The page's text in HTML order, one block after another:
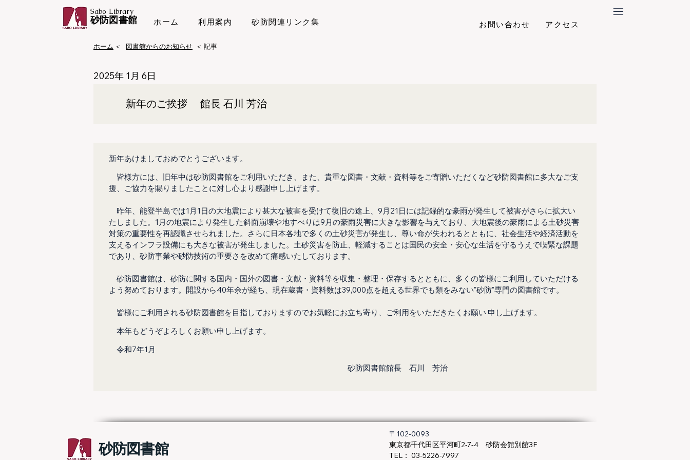
Sabo Library
​砂防図書館 ホーム 利用案内 砂防関連リンク集 お問い合わせ アクセス
＜ 図書館からのお知らせ
ホーム ​＜ 記事
新年のご挨拶 館長 石川 芳治
2025年 1月 6日
新年あけましておめでとうございます。
皆様方には、旧年中は砂防図書館をご利用いただき、また、貴重な図書・文献・資料等をご寄贈いただくなど砂防図書館に多大なご支
援、ご協力を賜りましたことに対し心より感謝申し上げます。
昨年、能登半島では1月1日の大地震により甚大な被害を受けて復旧の途上、9月21日には記録的な豪雨が発生して被害がさらに拡大い
たしました。1月の地震により発生した斜面崩壊や地すべりは9月の豪雨災害に大きな影響を与えており、大地震後の豪雨による土砂災害
対策の重要性を再認識させられました。さらに日本各地で多くの土砂災害が発生し、尊い命が失われるとともに、社会生活や経済活動を
支えるインフラ設備にも大きな被害が発生しました。土砂災害を防止、軽減することは国民の安全・安心な生活を守るうえで喫緊な課題
であり、砂防事業や砂防技術の重要さを改めて痛感いたしております。
砂防図書館は、砂防に関する国内・国外の図書・文献・資料等を収集・整理・保存するとともに、多くの皆様にご利用していただける
よう努めております。開設から40年余が経ち、現在蔵書・資料数は39,000点を超える世界でも類をみない"砂防"専門の図書館です。
皆様にご利用される砂防図書館を目指しておりますのでお気軽にお立ち寄り、ご利用をいただきたくお願い 申し上げます。
本年もどうぞよろしくお願い申し上げます。
令和7年1月
砂防図書館館長　石川　芳治
​砂防図書館
〒102-0093
東京都千代田区平河町2-7-4 砂防会館別館3F
​TEL： 03-5226-7997